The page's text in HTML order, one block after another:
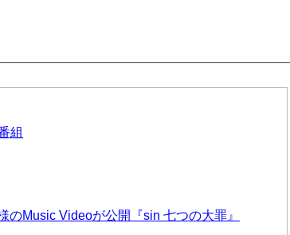
組
のMusic Videoが公開『sin 七つの大罪』